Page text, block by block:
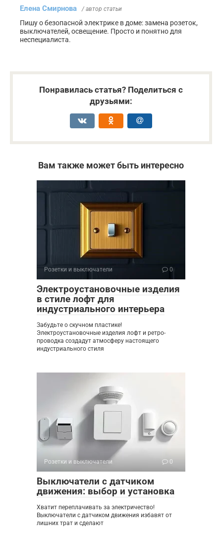
Елена Смирнова / автор статьи
Пишу о безопасной электрике в доме: замена розеток,
выключателей, освещение. Просто и понятно для
неспециалиста.
Понравилась статья? Поделиться с
друзьями:
Вам также может быть интересно
Розетки и выключатели 0
Электроустановочные изделия
в стиле лофт для
индустриального интерьера
Забудьте о скучном пластике!
Электроустановочные изделия лофт и ретро-
проводка создадут атмосферу настоящего
индустриального стиля
Розетки и выключатели 0
Выключатели с датчиком
движения: выбор и установка
Хватит переплачивать за электричество!
Выключатели с датчиком движения избавят от
лишних трат и сделают